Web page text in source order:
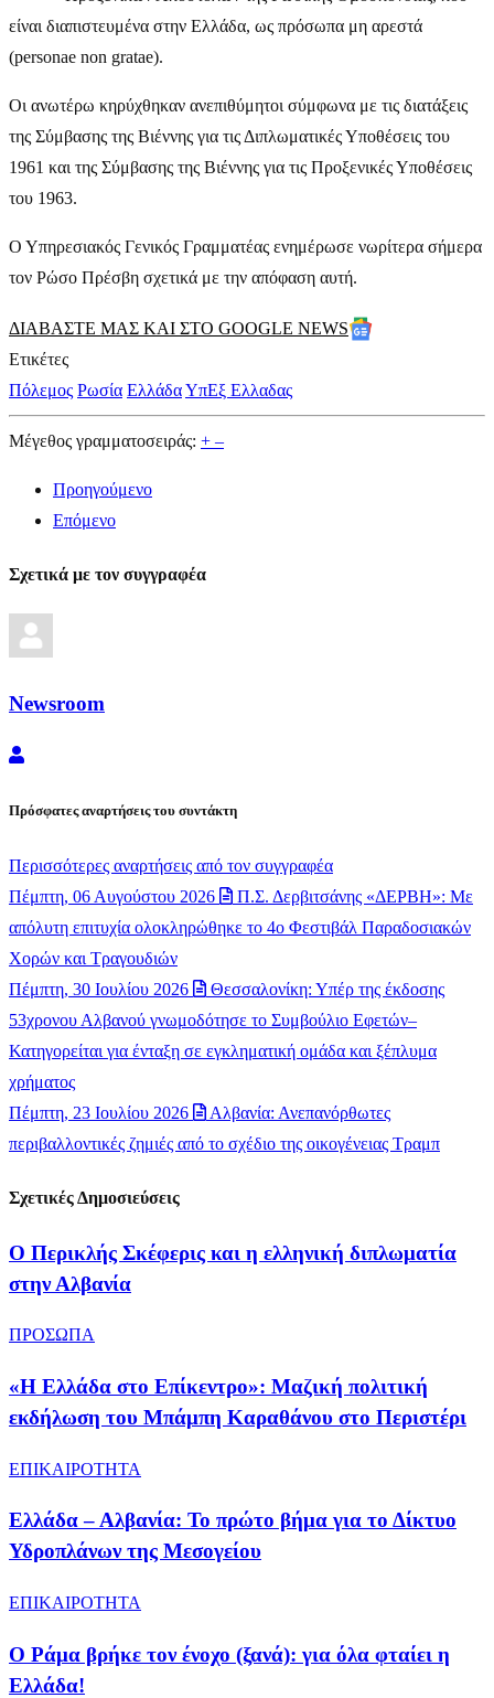
είναι διαπιστευμένα στην Ελλάδα, ως πρόσωπα μη αρεστά
(personae non gratae).
Οι ανωτέρω κηρύχθηκαν ανεπιθύμητοι σύμφωνα με τις διατάξεις
της Σύμβασης της Βιέννης για τις Διπλωματικές Υποθέσεις του
1961 και της Σύμβασης της Βιέννης για τις Προξενικές Υποθέσεις
του 1963.
Ο Υπηρεσιακός Γενικός Γραμματέας ενημέρωσε νωρίτερα σήμερα
τον Ρώσο Πρέσβη σχετικά με την απόφαση αυτή.
ΔΙΑΒΑΣΤΕ ΜΑΣ ΚΑΙ ΣΤΟ GOOGLE NEWS
Ετικέτες
Πόλεμος Ρωσία ΕλλάδαΥπΕξ Ελλαδας
Μέγεθος γραμματοσειράς: + –
Προηγούμενο
Επόμενο
Σχετικά με τον συγγραφέα
Newsroom
Newsroom
Πρόσφατες αναρτήσεις του συντάκτη
Περισσότερες αναρτήσεις από τον συγγραφέα
Πέμπτη, 06 Αυγούστου 2026
Π.Σ. Δερβιτσάνης «ΔΕΡΒΗ»: Με
απόλυτη επιτυχία ολοκληρώθηκε το 4ο Φεστιβάλ Παραδοσιακών
Χορών και Τραγουδιών
Πέμπτη, 30 Ιουλίου 2026
Θεσσαλονίκη: Υπέρ της έκδοσης
53χρονου Αλβανού γνωμοδότησε το Συμβούλιο Εφετών–
Κατηγορείται για ένταξη σε εγκληματική ομάδα και ξέπλυμα
χρήματος
Πέμπτη, 23 Ιουλίου 2026
Αλβανία: Ανεπανόρθωτες
περιβαλλοντικές ζημιές από το σχέδιο της οικογένειας Τραμπ
Σχετικές Δημοσιεύσεις
Ο Περικλής Σκέφερις και η ελληνική διπλωματία
στην Αλβανία
ΠΡΟΣΩΠΑ
«Η Ελλάδα στο Επίκεντρο»: Μαζική πολιτική
εκδήλωση του Μπάμπη Καραθάνου στο Περιστέρι
ΕΠΙΚΑΙΡΟΤΗΤΑ
Ελλάδα – Αλβανία: Το πρώτο βήμα για το Δίκτυο
Υδροπλάνων της Μεσογείου
ΕΠΙΚΑΙΡΟΤΗΤΑ
Ο Ράμα βρήκε τον ένοχο (ξανά): για όλα φταίει η
Ελλάδα!